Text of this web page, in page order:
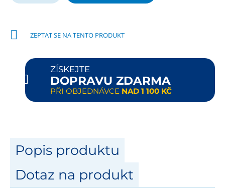
ZEPTAT SE NA TENTO PRODUKT
ZÍSKEJTE
DOPRAVU ZDARMA
PŘI OBJEDNÁVCE NAD 1 100 KČ
Popis produktu
Dotaz na produkt